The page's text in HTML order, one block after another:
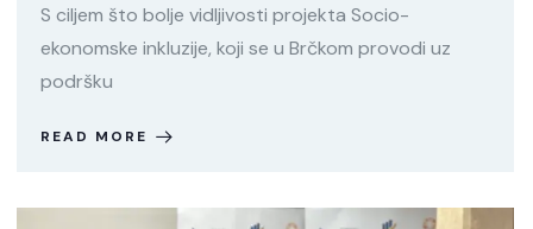
S ciljem što bolje vidljivosti projekta Socio-
ekonomske inkluzije, koji se u Brčkom provodi uz
podršku
READ MORE